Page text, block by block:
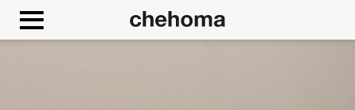
Panneau de gestion des cookies